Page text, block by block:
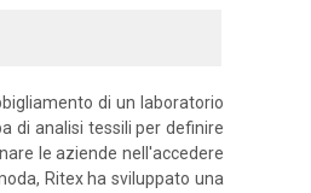
di un laboratorio
di analisi tessili per definire
le aziende nell'accedere
Ritex ha sviluppato una